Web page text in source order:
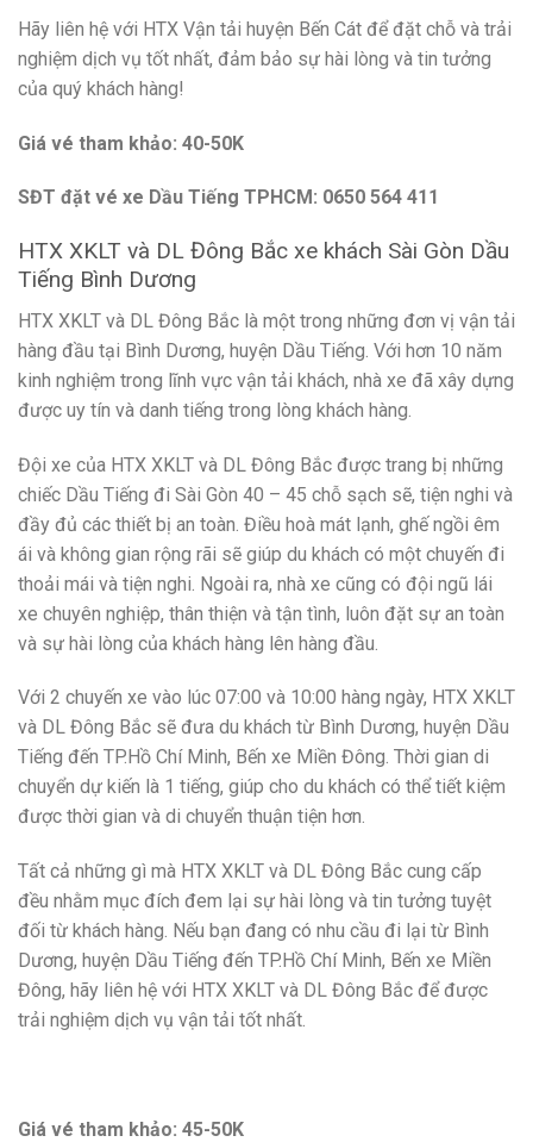
Hãy liên hệ với HTX Vận tải huyện Bến Cát để đặt chỗ và trải
nghiệm dịch vụ tốt nhất, đảm bảo sự hài lòng và tin tưởng
của quý khách hàng!
Giá vé tham khảo: 40-50K
SĐT đặt vé xe Dầu Tiếng TPHCM: 0650 564 411
HTX XKLT và DL Đông Bắc xe khách Sài Gòn Dầu
Tiếng Bình Dương
HTX XKLT và DL Đông Bắc là một trong những đơn vị vận tải
hàng đầu tại Bình Dương, huyện Dầu Tiếng. Với hơn 10 năm
kinh nghiệm trong lĩnh vực vận tải khách, nhà xe đã xây dựng
được uy tín và danh tiếng trong lòng khách hàng.
Đội xe của HTX XKLT và DL Đông Bắc được trang bị những
chiếc Dầu Tiếng đi Sài Gòn 40 – 45 chỗ sạch sẽ, tiện nghi và
đầy đủ các thiết bị an toàn. Điều hoà mát lạnh, ghế ngồi êm
ái và không gian rộng rãi sẽ giúp du khách có một chuyến đi
thoải mái và tiện nghi. Ngoài ra, nhà xe cũng có đội ngũ lái
xe chuyên nghiệp, thân thiện và tận tình, luôn đặt sự an toàn
và sự hài lòng của khách hàng lên hàng đầu.
Với 2 chuyến xe vào lúc 07:00 và 10:00 hàng ngày, HTX XKLT
và DL Đông Bắc sẽ đưa du khách từ Bình Dương, huyện Dầu
Tiếng đến TP.Hồ Chí Minh, Bến xe Miền Đông. Thời gian di
chuyển dự kiến là 1 tiếng, giúp cho du khách có thể tiết kiệm
được thời gian và di chuyển thuận tiện hơn.
Tất cả những gì mà HTX XKLT và DL Đông Bắc cung cấp
đều nhằm mục đích đem lại sự hài lòng và tin tưởng tuyệt
đối từ khách hàng. Nếu bạn đang có nhu cầu đi lại từ Bình
Dương, huyện Dầu Tiếng đến TP.Hồ Chí Minh, Bến xe Miền
Đông, hãy liên hệ với HTX XKLT và DL Đông Bắc để được
trải nghiệm dịch vụ vận tải tốt nhất.
Giá vé tham khảo: 45-50K